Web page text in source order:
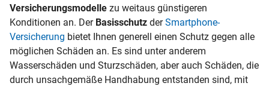
Versicherungsmodelle zu weitaus günstigeren
Konditionen an. Der Basisschutz derSmartphone-
Versicherung bietet Ihnen generell einen Schutz gegen alle
möglichen Schäden an. Es sind unter anderem
Wasserschäden und Sturzschäden, aber auch Schäden, die
durch unsachgemäße Handhabung entstanden sind, mit